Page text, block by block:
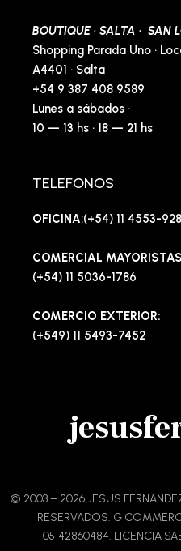
BOUTIQUE · SALTA · SAN
Shopping Parada Uno ·
A4401 · Salta
+54 9 387 408 9589
Lunes a sábados ·
10 — 13 hs · 18 — 21 hs
TELEFONOS
OFICINA:(+54) 11 4553-
COMERCIAL
(+54) 11 5036-1786
COMERCIO EXTERIOR:
(+549) 11 5493-7452
© 2003 – 2026 JESUS
RESERVADOS. G
05142860484. LICENCIA